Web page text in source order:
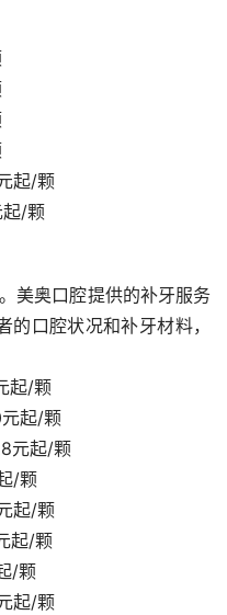
起/颗
起/颗
美奥口腔提供的补牙服务
口腔状况和补牙材料，
起/颗
起/颗
元起/颗
/颗
起/颗
起/颗
/颗
起/颗